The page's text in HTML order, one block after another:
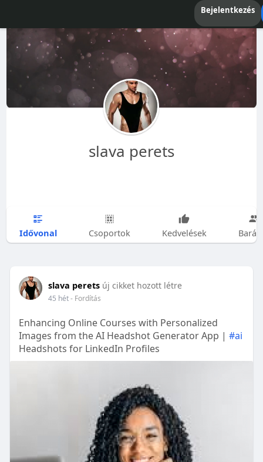
Bejelentkezés
slava perets
Idővonal Csoportok Kedvelések
slava perets új cikket hozott létre
45 hét- Fordítás
Enhancing Online Courses with Personalized
Images from the AI Headshot Generator App | #ai
Headshots for LinkedIn Profiles